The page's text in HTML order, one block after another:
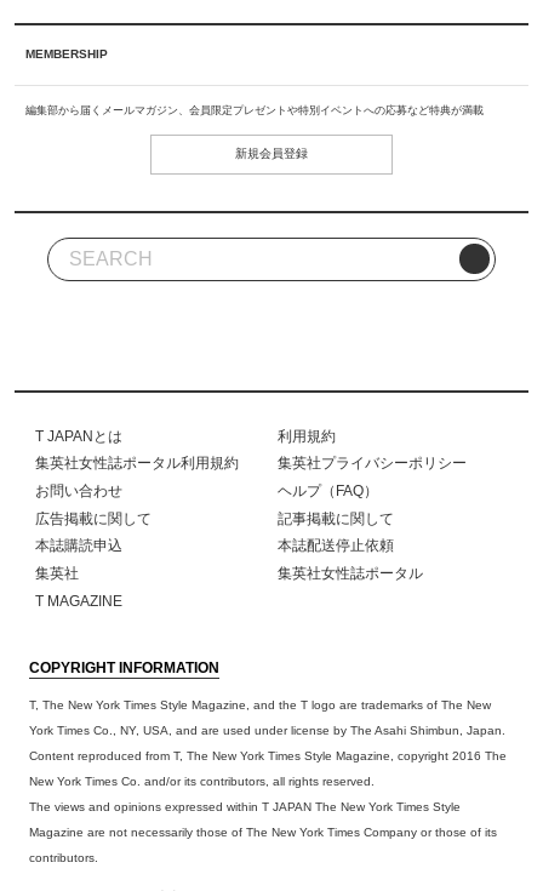
MEMBERSHIP
編集部から届くメールマガジン、会員限定プレゼントや特別イベントへの応募など特典が満載
新規会員登録
T JAPANとは
利用規約
集英社女性誌ポータル利用規約
集英社プライバシーポリシー
お問い合わせ
ヘルプ（FAQ）
広告掲載に関して
記事掲載に関して
本誌購読申込
本誌配送停止依頼
集英社
集英社女性誌ポータル
T MAGAZINE
COPYRIGHT INFORMATION
T, The New York Times Style Magazine, and the T logo are trademarks of The New
York Times Co., NY, USA, and are used under license by The Asahi Shimbun, Japan.
Content reproduced from T, The New York Times Style Magazine, copyright 2016 The
New York Times Co. and/or its contributors, all rights reserved.
The views and opinions expressed within T JAPAN The New York Times Style
Magazine are not necessarily those of The New York Times Company or those of its
contributors.